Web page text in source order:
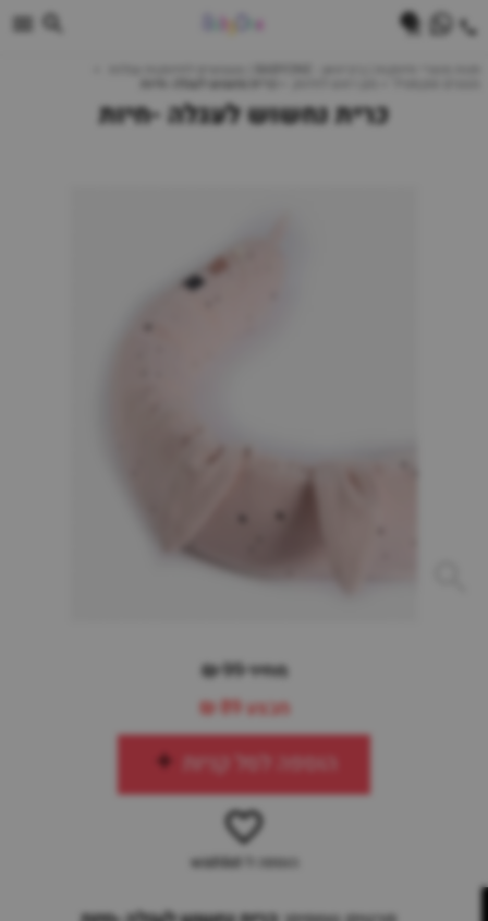
כרית נחשוש לעגלה -חיות
כרית נחשוש לעגלה -חיות
מחיר 99 ₪
מבצע89 ₪
הוספה לסל קניות
הוספה ל-wishlist